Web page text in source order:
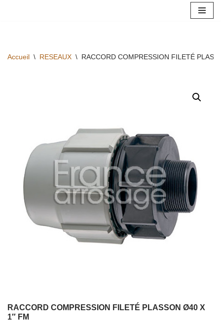
contenu
Accueil \ RESEAUX \ RACCORD COMPRESSION FILETÉ
RACCORD COMPRESSION FILETÉ PLASSON Ø40 X
1″ FM